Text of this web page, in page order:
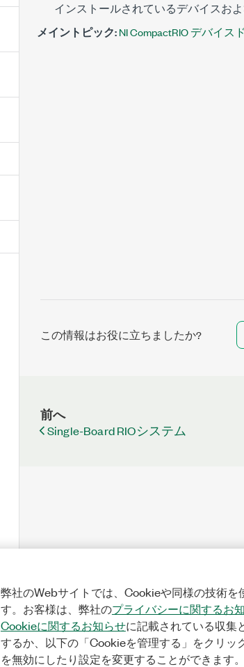
インストールされているデバイスお
メイントピック:NI CompactRIO デバイス
この情報はお役に立ちましたか?
前へ
Single-Board RIOシステム
弊社のWebサイトでは、Cookieや同様の技術を
す。お客様は、弊社のプライバシーに関するお
Cookieに関するお知らせに記載されている収集
するか、以下の「Cookieを管理する」をクリッ
を無効にしたり設定を変更することができます。